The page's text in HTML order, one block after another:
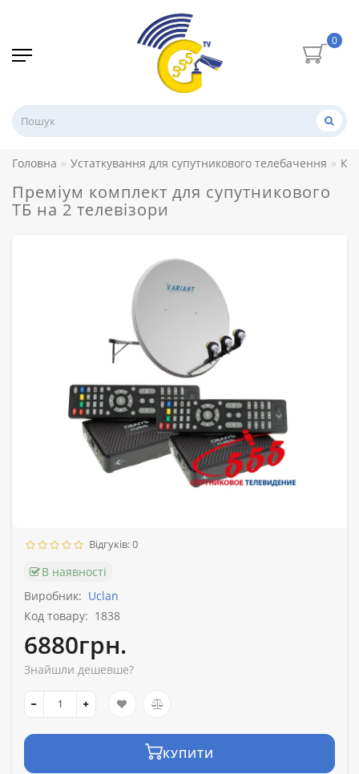
0
Головна Устаткування для супутникового телебачення
Преміум комплект для супутникового
ТБ на 2 телевізори
Відгуків: 0
В наявності
Виробник: Uclan
Код товару: 1838
6880грн.
Знайшли дешевше?
КУПИТИ